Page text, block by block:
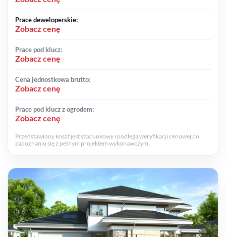
Prace deweloperskie:
Zobacz cenę
Prace pod klucz:
Zobacz cenę
Cena jednostkowa brutto:
Zobacz cenę
Prace pod klucz z ogrodem:
Zobacz cenę
Przedstawiony koszt jest szacunkowy i podlega weryfikacji cenowej po
zapoznaniu się z pełnym projektem wykonawczym